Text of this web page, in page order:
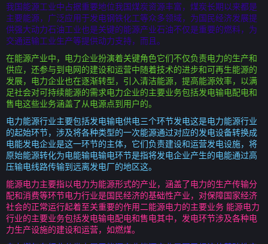
我国能源工业中占据重要地位我国煤炭资源丰富，煤炭长期以来都是
主要能源，广泛应用于发电钢铁化工等众多领域，为国民经济发展提
供强大动力石油工业也是关键的能源产业石油不仅是重要的燃料，为
交通运输工业生产等提供动力支持，而且。
在能源产业中，电力企业扮演着关键角色它们不仅负责电力的生产和
供应，还参与到电网的建设和运营中随着技术的进步和可再生能源的
发展，电力企业也在逐渐转型，引入清洁能源，提高能源效率，以满
足社会对可持续能源的需求电力企业的主要业务包括发电输电配电和
售电这些业务涵盖了从电源点到用户的。
电力能源行业主要包括发电输电供电三个环节发电这是电力能源行业
的起始环节，涉及将各种类型的一次能源通过对应的发电设备转换成
电能发电企业是这一环节的主体，它们负责建设和运营发电设施，将
原始能源转化为电能输电输电环节是指将发电企业产生的电能通过高
压输电线路传输到远离发电厂的地区这。
能源电力主要指以电力为能源形式的产业，涵盖了电力的生产传输分
配和消费等环节电力行业是国民经济的基础性产业，对保障国家经济
社会的正常运行起着至关重要的作用二能源电力的主要业务 能源电力
行业的主要业务包括发电输电配电和售电其中，发电环节涉及各种电
力生产设施的建设和运营，如燃煤。